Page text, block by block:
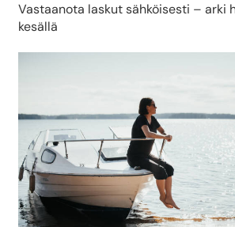
Vastaanota laskut sähköisesti – arki
kesällä